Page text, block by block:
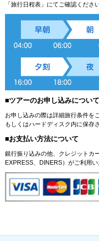
「旅行日程表」にてご確認ください
■ツアーのお申し込みについて
お申し込みの際は詳細旅行条件を
もしくはハードディスク内に保存
■お支払い方法について
銀行振り込みの他、クレジットカ
EXPRESS、DINERS）がご利用い